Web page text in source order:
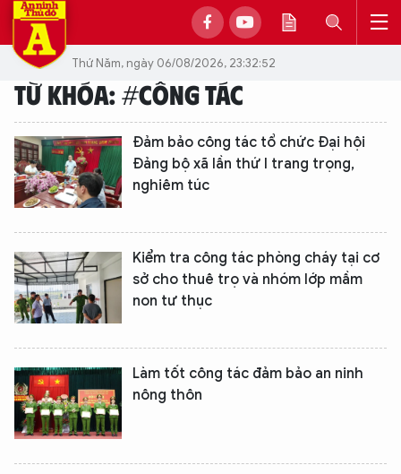
Thứ Năm, ngày 06/08/2026, 23:32:52
TỪ KHÓA: #CÔNG TÁC
Đảm bảo công tác tổ chức Đại hội
Đảng bộ xã lần thứ I trang trọng,
nghiêm túc
Kiểm tra công tác phòng cháy tại cơ
sở cho thuê trọ và nhóm lớp mầm
non tư thục
Làm tốt công tác đảm bảo an ninh
nông thôn